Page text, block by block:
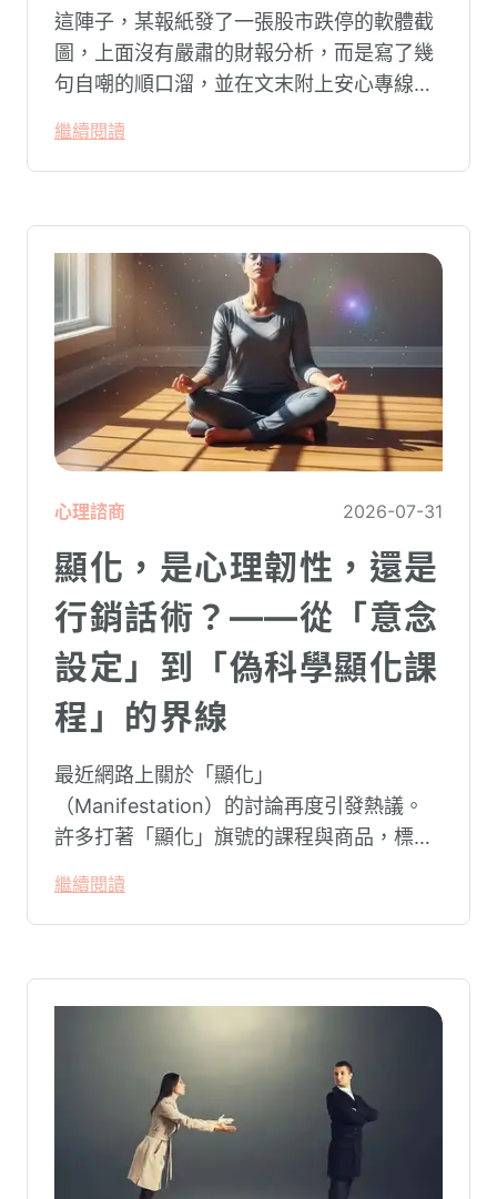
這陣子，某報紙發了一張股市跌停的軟體截
圖，上面沒有嚴肅的財報分析，而是寫了幾
句自嘲的順口溜，並在文末附上安心專線與
被廣泛轉載。對許多投資人而言，螢幕上下
跌的數字背後，實質連結的是個人的財務壓
繼續閱讀
心理諮商 2026-07-31
顯化，是心理韌性，還是
行銷話術？——從「意念
設定」到「偽科學顯化課
程」的界線
最近網路上關於「顯化」
（Manifestation）的討論再度引發熱議。
許多打著「顯化」旗號的課程與商品，標榜
能吸引財富、關係與健康。這類論述聽起來
療癒，卻經常缺乏實證基礎，甚至可能對正
繼續閱讀